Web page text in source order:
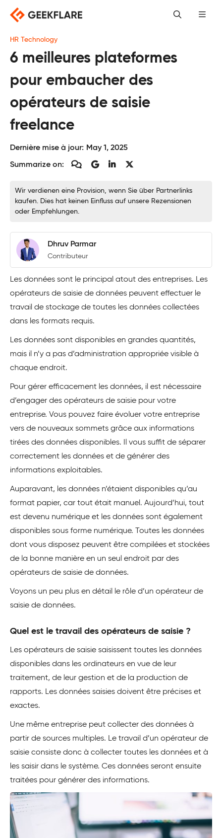
Skip
content
HR Technology
6 meilleures plateformes
pour embaucher des
opérateurs de saisie
freelance
Dernière mise à jour: May 1, 2025
Summarize on:
Wir verdienen eine Provision, wenn Sie über Partnerlinks
kaufen. Dies hat keinen Einfluss auf unsere Rezensionen
oder Empfehlungen.
Dhruv Parmar
Contributeur
Les données sont le principal atout des entreprises. Les
opérateurs de saisie de données peuvent effectuer le
travail de stockage de toutes les données collectées
dans les formats requis.
Les données sont disponibles en grandes quantités,
mais il n’y a pas d’administration appropriée visible à
chaque endroit.
Pour gérer efficacement les données, il est nécessaire
d’engager des opérateurs de saisie pour votre
entreprise. Vous pouvez faire évoluer votre entreprise
vers de nouveaux sommets grâce aux informations
tirées des données disponibles. Il vous suffit de séparer
correctement les données et de générer des
informations exploitables.
Auparavant, les données n’étaient disponibles qu’au
format papier, car tout était manuel. Aujourd’hui, tout
est devenu numérique et les données sont également
disponibles sous forme numérique. Toutes les données
dont vous disposez peuvent être compilées et stockées
de la bonne manière en un seul endroit par des
opérateurs de saisie de données.
Voyons un peu plus en détail le rôle d’un opérateur de
saisie de données.
Quel est le travail des opérateurs de saisie ?
Les opérateurs de saisie saisissent toutes les données
disponibles dans les ordinateurs en vue de leur
traitement, de leur gestion et de la production de
rapports. Les données saisies doivent être précises et
exactes.
Une même entreprise peut collecter des données à
partir de sources multiples. Le travail d’un opérateur de
saisie consiste donc à collecter toutes les données et à
les saisir dans le système. Ces données seront ensuite
traitées pour générer des informations.